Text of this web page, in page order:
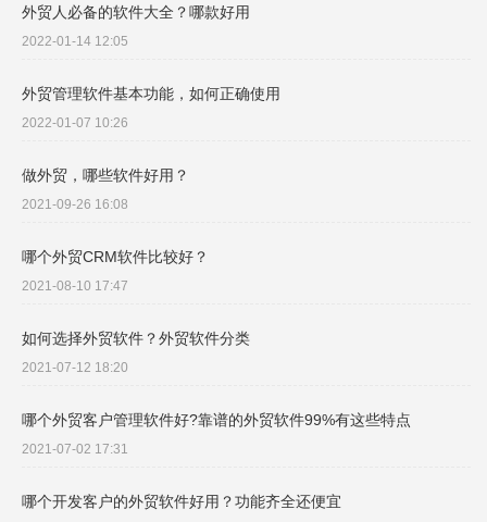
外贸人必备的软件大全？哪款好用
2022-01-14 12:05
外贸管理软件基本功能，如何正确使用
2022-01-07 10:26
做外贸，哪些软件好用？
2021-09-26 16:08
哪个外贸CRM软件比较好？
2021-08-10 17:47
如何选择外贸软件？外贸软件分类
2021-07-12 18:20
哪个外贸客户管理软件好?靠谱的外贸软件99%有这些特点
2021-07-02 17:31
哪个开发客户的外贸软件好用？功能齐全还便宜